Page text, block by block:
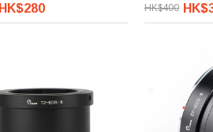
HK$280
HK$400